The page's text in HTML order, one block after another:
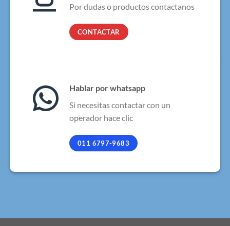
Por dudas o productos contactanos
CONTACTAR
Hablar por whatsapp
Si necesitas contactar con un
operador hace clic
011 6797-9683